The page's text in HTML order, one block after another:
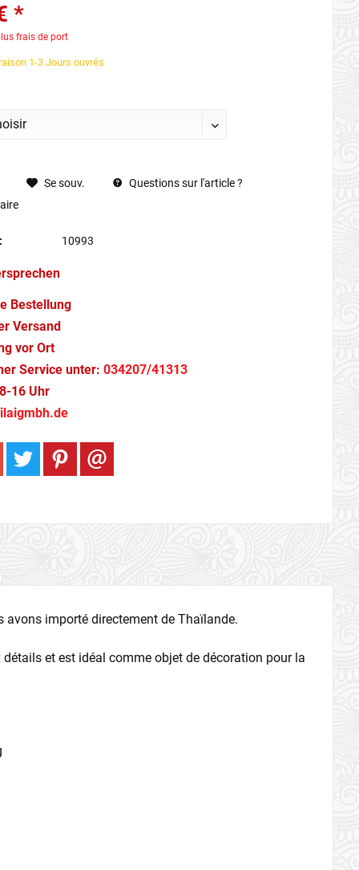
*
frais de port
1-3 Jours ouvrés
Se souv.
Questions sur l'article ?
10993
Bestellung
Versand
vor Ort
Service unter: 034207/41313
16 Uhr
avons importé directement de Thaïlande.
et est idéal comme objet de décoration pour la